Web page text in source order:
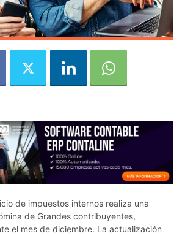
de impuestos internos realiza una
de Grandes contribuyentes,
el mes de diciembre. La actualización